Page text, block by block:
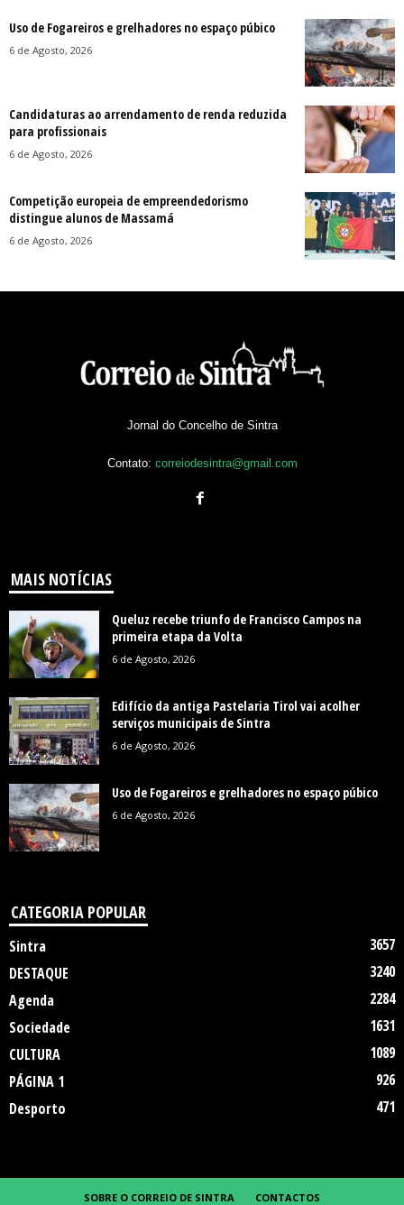
Uso de Fogareiros e grelhadores no espaço púbico
6 de Agosto, 2026
Candidaturas ao arrendamento de renda reduzida
para profissionais
6 de Agosto, 2026
Competição europeia de empreendedorismo
distingue alunos de Massamá
6 de Agosto, 2026
Jornal do Concelho de Sintra
Contato: correiodesintra@gmail.com
MAIS NOTÍCIAS
Queluz recebe triunfo de Francisco Campos na
primeira etapa da Volta
6 de Agosto, 2026
Edifício da antiga Pastelaria Tirol vai acolher
serviços municipais de Sintra
6 de Agosto, 2026
Uso de Fogareiros e grelhadores no espaço púbico
6 de Agosto, 2026
CATEGORIA POPULAR
Sintra
3657
DESTAQUE
3240
Agenda
2284
Sociedade
1631
CULTURA
1089
PÁGINA 1
926
Desporto
471
SOBRE O CORREIO DE SINTRA CONTACTOS